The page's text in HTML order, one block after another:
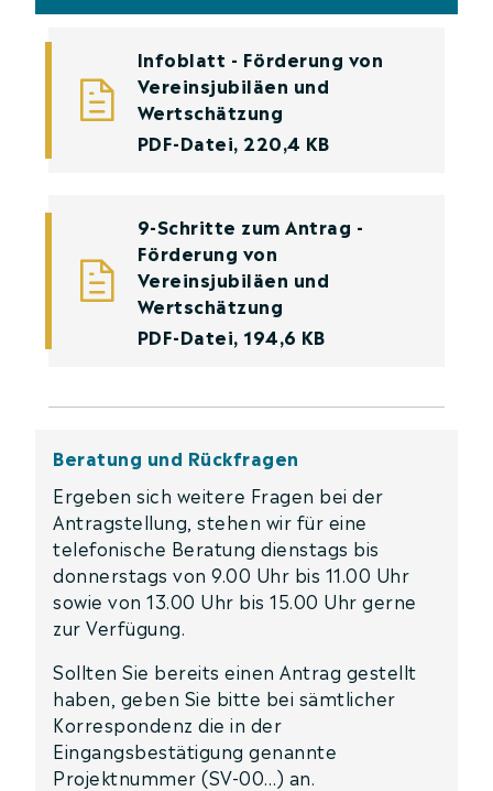
Infoblatt - Förderung von
Vereinsjubiläen und
Wertschätzung
PDF-Datei, 220,4 KB
9-Schritte zum Antrag -
Förderung von
Vereinsjubiläen und
Wertschätzung
PDF-Datei, 194,6 KB
Beratung und Rückfragen
Ergeben sich weitere Fragen bei der
Antragstellung, stehen wir für eine
telefonische Beratung dienstags bis
donnerstags von 9.00 Uhr bis 11.00 Uhr
sowie von 13.00 Uhr bis 15.00 Uhr gerne
zur Verfügung.
Sollten Sie bereits einen Antrag gestellt
haben, geben Sie bitte bei sämtlicher
Korrespondenz die in der
Eingangsbestätigung genannte
Projektnummer (SV-00…) an.